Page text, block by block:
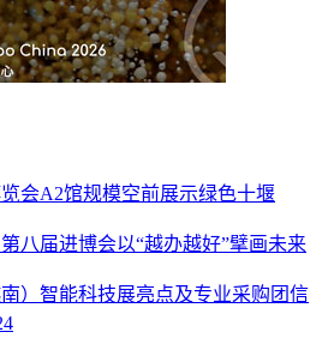
会A2馆规模空前展示绿色十堰
八届进博会以“越办越好”擘画未来
）智能科技展亮点及专业采购团信